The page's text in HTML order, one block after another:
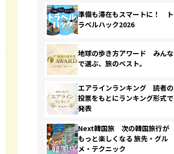
準備も滞在もスマートに！ ト
ラベルハック2026
地球の歩き方アワード みんな
で選ぶ、旅のベスト。
エアラインランキング 読者の
投票をもとにランキング形式で
発表
Next韓国旅 次の韓国旅行が
もっと楽しくなる 旅先・グル
メ・テクニック